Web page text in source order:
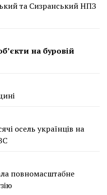
та Сизранський НПЗ
на буровій
осель українців на
повномасштабне